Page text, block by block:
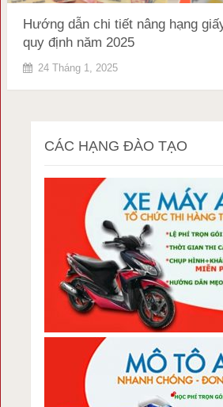
Hướng dẫn chi tiết nâng hạng
quy định năm 2025
24 Tháng 1, 2025
CÁC HẠNG ĐÀO TẠO